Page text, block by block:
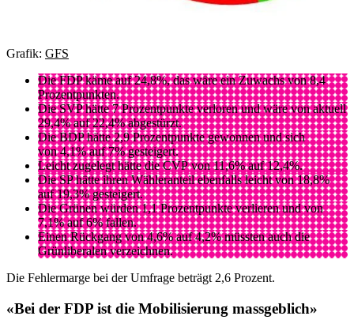
Grafik: GFS
Die FDP käme auf 24,8%, das wäre ein Zuwachs von 8,4
Prozentpunkten.
Die SVP hätte 7 Prozentpunkte verloren und wäre von aktuell
29,4% auf 22,4% abgestürzt.
Die BDP hätte 2,9 Prozentpunkte gewonnen und sich
von 4,1% auf 7% gesteigert.
Leicht zugelegt hätte die CVP von 11,6% auf 12,4%.
Die SP hätte ihren Wähleranteil ebenfalls leicht von 18,8%
auf 19,3% gesteigert.
Die Grünen würden 1,1 Prozentpunkte verlieren und von
7,1% auf 6% fallen.
Einen Rückgang von 4,6% auf 4,2% müssten auch die
Grünliberalen verzeichnen.
Die Fehlermarge bei der Umfrage beträgt 2,6 Prozent.
«Bei der FDP ist die Mobilisierung massgeblich»